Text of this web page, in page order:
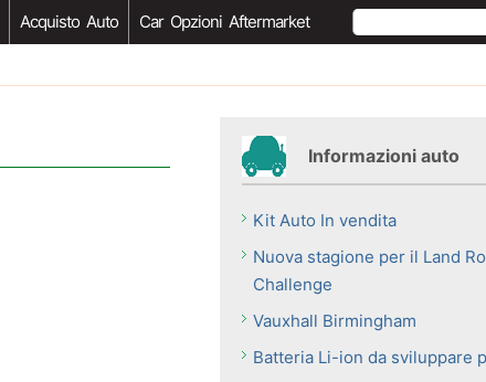
Acquisto Auto Car Opzioni Aftermarket
Informazioni auto
Kit Auto In vendita
Nuova stagione per il Land
Challenge
Vauxhall Birmingham
Batteria Li-ion da sviluppare